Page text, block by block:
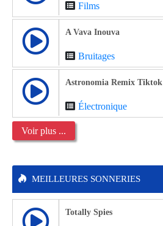
Films
A Vava Inouva
Bruitages
Astronomia Remix Tiktok
Électronique
Voir plus ...
MEILLEURES SONNERIES
Totally Spies